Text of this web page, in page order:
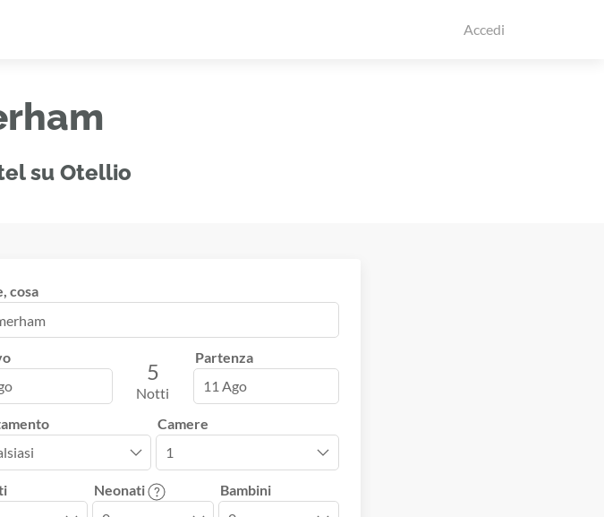
Accedi
su Otellio
cosa
5
Notti
Partenza
11 Ago
Camere
Neonati Bambini